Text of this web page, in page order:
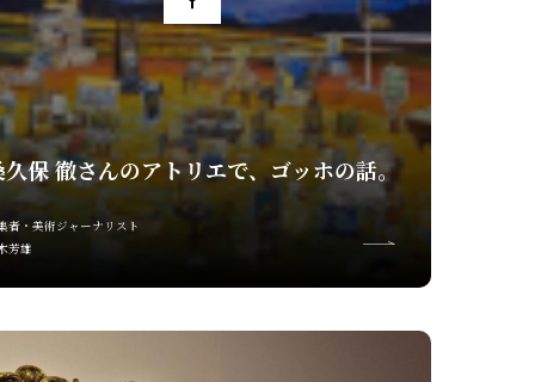
久保 徹さんのアトリエで、ゴッホの話。
者・美術ジャーナリスト
芳雄